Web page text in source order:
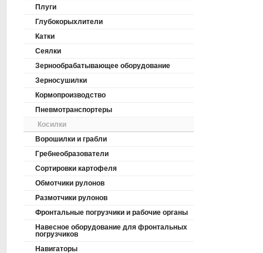
Плуги
Глубокорыхлители
Катки
Сеялки
Зернообрабатывающее оборудование
Зерносушилки
Кормопроизводство
Пневмотранспортеры
Косилки
Ворошилки и грабли
Гребнеобразователи
Сортировки картофеля
Обмотчики рулонов
Размотчики рулонов
Фронтальные погрузчики и рабочие органы
Навесное оборудование для фронтальных
погрузчиков
Навигаторы